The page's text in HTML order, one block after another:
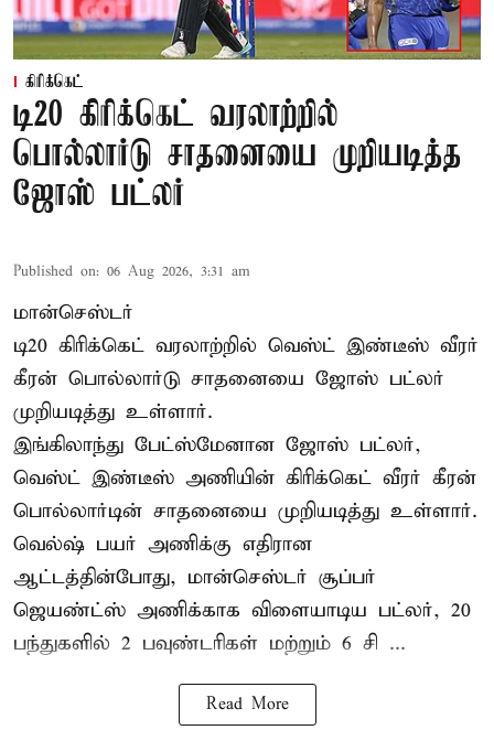
கிரிக்கெட்
டி20 கிரிக்கெட் வரலாற்றில்
பொல்லார்டு சாதனையை முறியடித்த
ஜோஸ் பட்லர்
Published on: 06 Aug 2026, 3:31 am
மான்செஸ்டர்
டி20 கிரிக்கெட் வரலாற்றில் வெஸ்ட் இண்டீஸ் வீரர்
கீரன் பொல்லார்டு சாதனையை ஜோஸ் பட்லர்
முறியடித்து உள்ளார்.
இங்கிலாந்து பேட்ஸ்மேனான ஜோஸ் பட்லர்,
வெஸ்ட் இண்டீஸ் அணியின் கிரிக்கெட் வீரர் கீரன்
பொல்லார்டின் சாதனையை முறியடித்து உள்ளார்.
வெல்ஷ் பயர் அணிக்கு எதிரான
ஆட்டத்தின்போது, மான்செஸ்டர் சூப்பர்
ஜெயண்ட்ஸ் அணிக்காக விளையாடிய பட்லர், 20
பந்துகளில் 2 பவுண்டரிகள் மற்றும் 6 சி ...
Read More